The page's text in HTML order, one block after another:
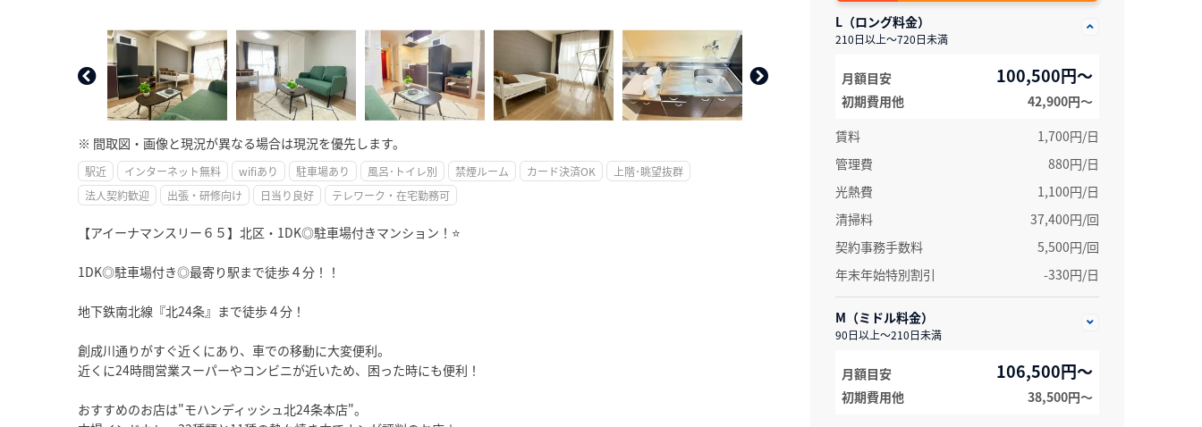
※ 間取図・画像と現況が異なる場合は現況を優先します。
駅近 インターネット無料 wifiあり 駐車場あり 風呂･トイレ別 禁煙ルーム カード決済OK
上階･眺望抜群
法人契約歓迎
出張・研修向け 日当り良好 テレワーク・在宅勤務可
【アイーナマンスリー６５】北区・1DK◎駐車場付きマンション！⭐
1DK◎駐車場付き◎最寄り駅まで徒歩４分！！
地下鉄南北線『北24条』まで徒歩４分！
創成川通りがすぐ近くにあり、車での移動に大変便利。
近くに24時間営業スーパーやコンビニが近いため、困った時にも便利！
おすすめのお店は"モハンディッシュ北24条本店"。
L（ロング料金）
210日以上～720日未満
月額目安 100,500円～
初期費用他
42,900円〜
賃料
1,700円/日
管理費
880円/日
光熱費
1,100円/日
清掃料
37,400円/回
契約事務手数料
5,500円/回
年末年始特別割引
-330円/日
M（ミドル料金）
90日以上～210日未満
月額目安 106,500円～
初期費用他 38,500円〜